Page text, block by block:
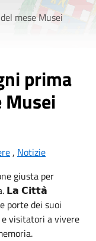
mese Musei
prima
Musei
, Notizie
giusta per
𝗟𝗮 𝗖𝗶𝘁𝘁𝗮̀
dei suoi
visitatori a vivere